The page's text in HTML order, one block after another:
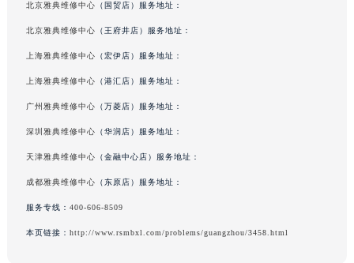
北京雅典维修中心 （国贸店）服务地址：
北京雅典维修中心 （王府井店）服务地址：
上海雅典维修中心 （宏伊店）服务地址：
上海雅典维修中心 （港汇店）服务地址：
广州雅典维修中心 （万菱店）服务地址：
深圳雅典维修中心 （华润店）服务地址：
天津雅典维修中心 （金融中心店）服务地址：
成都雅典维修中心 （东原店）服务地址：
服务专线： 400-606-8509
本页链接： http://www.rsmbxl.com/problems/guangzhou/3458.html